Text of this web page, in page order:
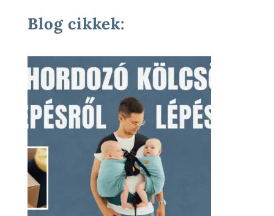
Blog cikkek: